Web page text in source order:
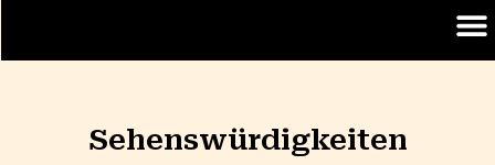
Sehenswürdigkeiten